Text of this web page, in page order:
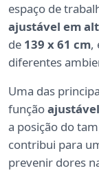
espaço de
ajustável em
de 139 x 61 cm,
diferentes
Uma das
função
a posição do
contribui para
prevenir dores